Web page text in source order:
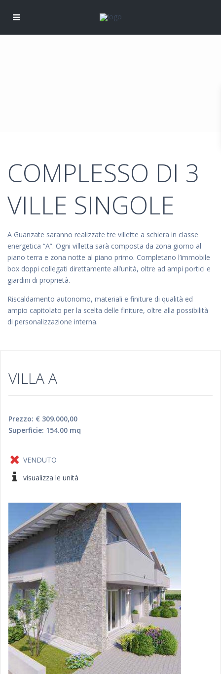
COMPLESSO DI 3
VILLE SINGOLE
A Guanzate saranno realizzate tre villette a schiera in classe
energetica “A”. Ogni villetta sarà composta da zona giorno al
piano terra e zona notte al piano primo. Completano l’immobile
box doppi collegati direttamente all’unità, oltre ad ampi portici e
giardini di proprietà.
Riscaldamento autonomo, materiali e finiture di qualità ed
ampio capitolato per la scelta delle finiture, oltre alla possibilità
di personalizzazione interna.
VILLA A
Prezzo: € 309.000,00
Superficie: 154.00 mq
VENDUTO
visualizza le unità